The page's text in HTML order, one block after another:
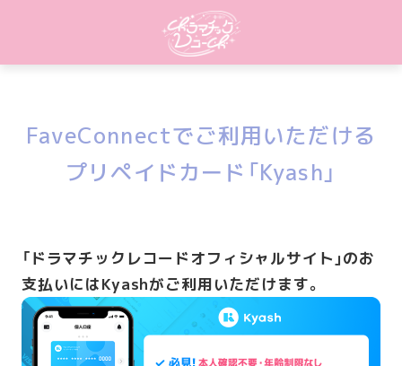
FaveConnectでご利用いただける
プリペイドカード「Kyash」
「ドラマチックレコードオフィシャルサイト」のお
支払いにはKyashがご利用いただけます。